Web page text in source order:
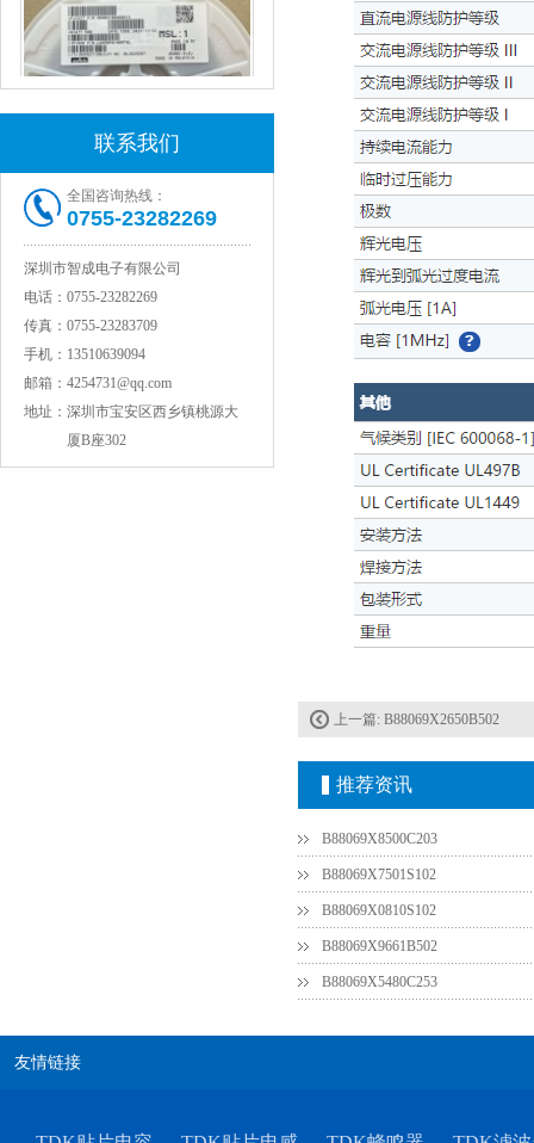
村田电感LQW15AN47NG80D
联系我们
全国咨询热线：
0755-23282269
深圳市智成电子有限公司
电话： 0755-23282269
传真： 0755-23283709
手机： 13510639094
邮箱： 4254731@qq.com
地址： 深圳市宝安区西乡镇桃源大
厦B座302
上一篇: B88069X2650B502
推荐资讯
B88069X8500C203
B88069X7501S102
B88069X0810S102
B88069X9661B502
B88069X5480C253
友情链接